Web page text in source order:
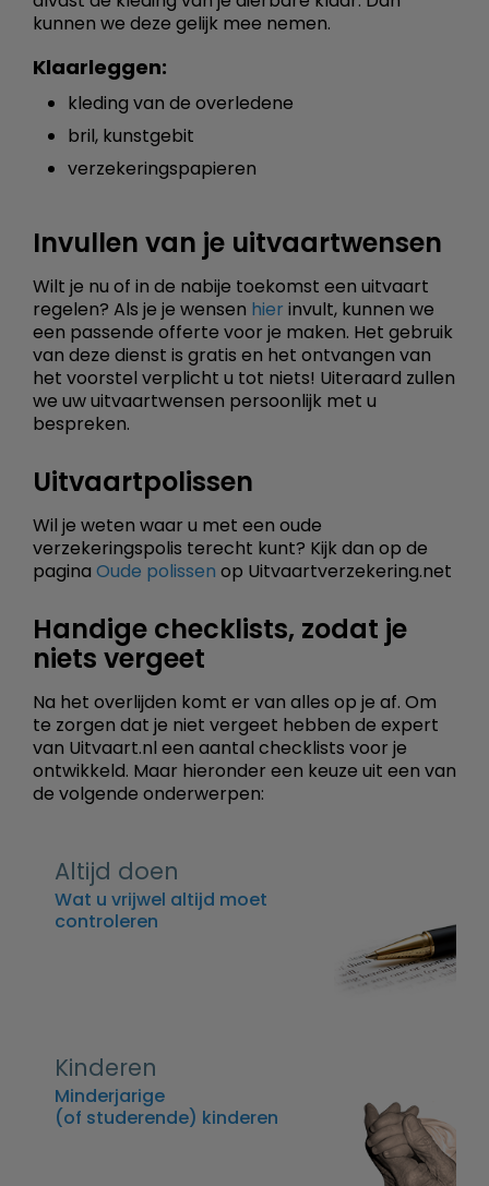
kunnen we deze gelijk mee nemen.
Klaarleggen:
kleding van de overledene
bril, kunstgebit
verzekeringspapieren
Invullen van je uitvaartwensen
Wilt je nu of in de nabije toekomst een uitvaart
regelen? Als je je wensen hier invult, kunnen we
een passende offerte voor je maken. Het gebruik
van deze dienst is gratis en het ontvangen van
het voorstel verplicht u tot niets! Uiteraard zullen
we uw uitvaartwensen persoonlijk met u
bespreken.
Uitvaartpolissen
Wil je weten waar u met een oude
verzekeringspolis terecht kunt? Kijk dan op de
pagina Oude polissen op Uitvaartverzekering.net
Handige checklists, zodat je
niets vergeet
Na het overlijden komt er van alles op je af. Om
te zorgen dat je niet vergeet hebben de expert
van Uitvaart.nl een aantal checklists voor je
ontwikkeld. Maar hieronder een keuze uit een van
de volgende onderwerpen:
Altijd doen
Wat u vrijwel altijd moet
controleren
Kinderen
Minderjarige
(of studerende) kinderen